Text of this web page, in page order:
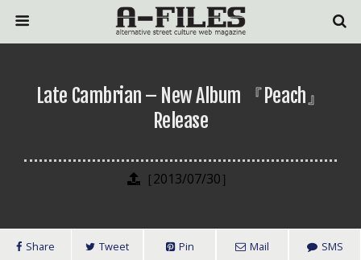
Late Cambrian – New Album 『Peach』
Release
［2013/07/30］
Share Tweet Pin Mail SMS